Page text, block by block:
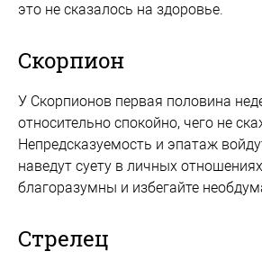
это не сказалось на здоровье.
Скорпион
У Скорпионов первая половина
относительно спокойно, чего не
Непредсказуемость и эпатаж
наведут суету в личных
благоразумны и избегайте
Стрелец